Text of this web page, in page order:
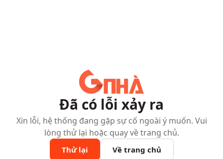
Đã có lỗi xảy ra
Xin lỗi, hệ thống đang gặp sự cố ngoài ý muốn. Vui
lòng thử lại hoặc quay về trang chủ.
Thử lại Về trang chủ